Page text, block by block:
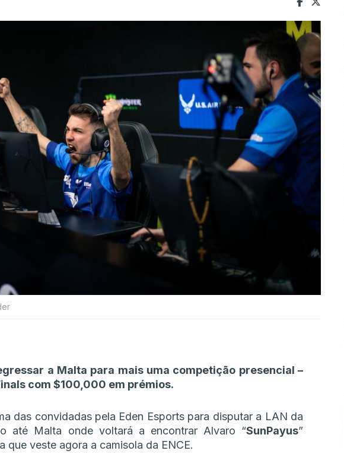
a Malta para mais uma competição presencial –
com $100,000 em prémios.
das convidadas pela Eden Esports para disputar a LAN da
até Malta onde voltará a encontrar Alvaro “SunPayus”
que veste agora a camisola da ENCE.